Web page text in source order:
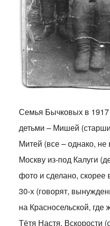
Семья Бычковых в 1917
детьми – Мишей
Митей (все – однако,
Москву из-под Калуги
фото и сделано, скорее
30-х (говорят,
на Красносельской,
Тётя Настя. Вскорости